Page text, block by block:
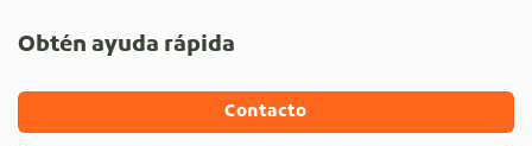
Obtén ayuda rápida
Contacto